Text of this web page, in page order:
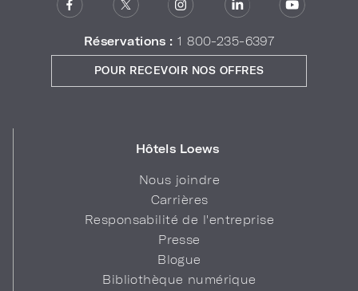
Réservations : 1 800-235-6397
Hôtels Loews
Nous joindre
Carrières
Responsabilité de l'entreprise
Presse
Blogue
Bibliothèque numérique
POUR RECEVOIR NOS OFFRES